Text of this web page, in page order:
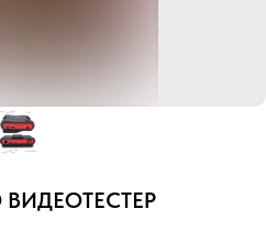
ВИДЕОТЕСТЕР